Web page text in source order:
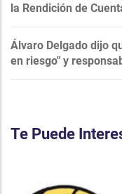
la Rendición de
Álvaro Delgado dijo
en riesgo" y
Te Puede